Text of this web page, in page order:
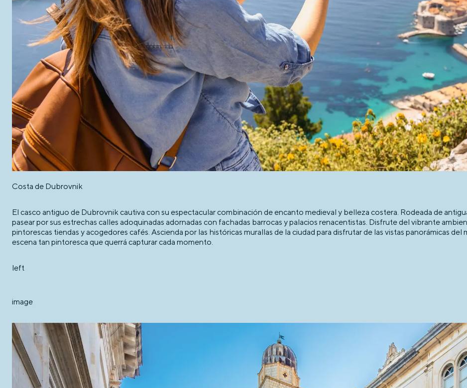
Costa de Dubrovnik
El casco antiguo de Dubrovnik cautiva con su espectacular combinación de encanto medieval y belleza costera. Rodeada de
pasear por sus estrechas calles adoquinadas adornadas con fachadas barrocas y palacios renacentistas. Disfrute del vibrante
pintorescas tiendas y acogedores cafés. Ascienda por las históricas murallas de la ciudad para disfrutar de las vistas panorámicas
escena tan pintoresca que querrá capturar cada momento.
left
image